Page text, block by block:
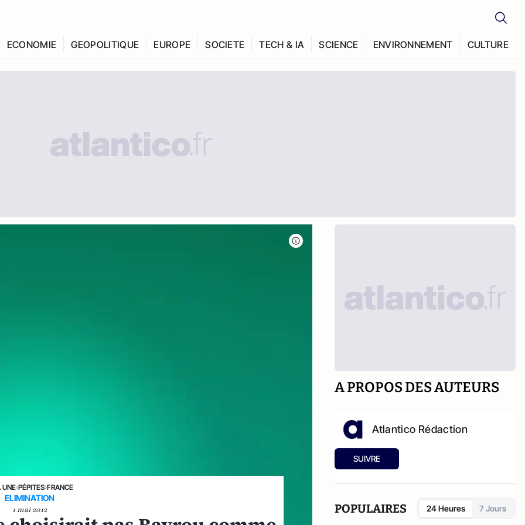
ECONOMIE GEOPOLITIQUE EUROPE SOCIETE TECH & IA SCIENCE ENVIRONNEMENT CULTURE
UNE›PÉPITES›FRANCE
ELIMINATION
1 mai 2012
A PROPOS DES AUTEURS
Atlantico Rédaction
SUIVRE
POPULAIRES 24 Heures 7 Jours